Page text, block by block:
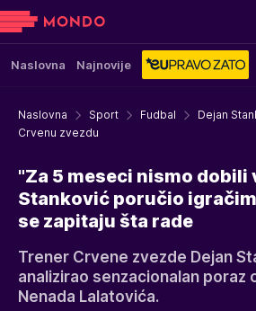
Naslovna Najnovije
Naslovna Sport Fudbal
Dejan
Crvenu zvezdu
"Za 5 meseci nismo dobili
Stanković poručio
se zapitaju šta rade
Trener Crvene zvezde Dejan
analizirao senzacionalan poraz
Nenada Lalatovića.